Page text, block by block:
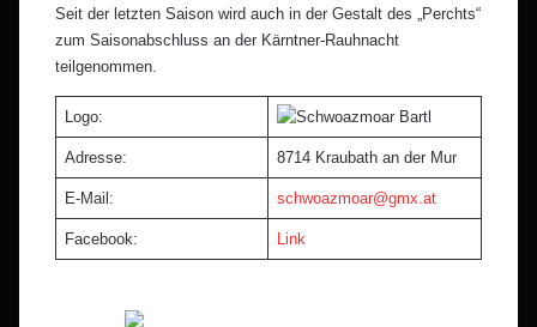
Seit der letzten Saison wird auch in der Gestalt des „Perchts“
zum Saisonabschluss an der Kärntner-Rauhnacht
teilgenommen.
Logo:
Adresse: 8714 Kraubath an der Mur
E-Mail: schwoazmoar@gmx.at
Facebook: Link